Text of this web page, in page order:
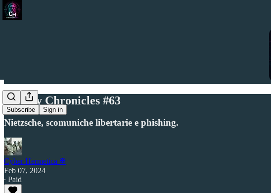
Subscribe Sign in
Weekly Chronicles #63
Nietzsche, scomuniche libertarie e phishing.
Cyber Hermetica 𐀏
Feb 07, 2024
∙ Paid